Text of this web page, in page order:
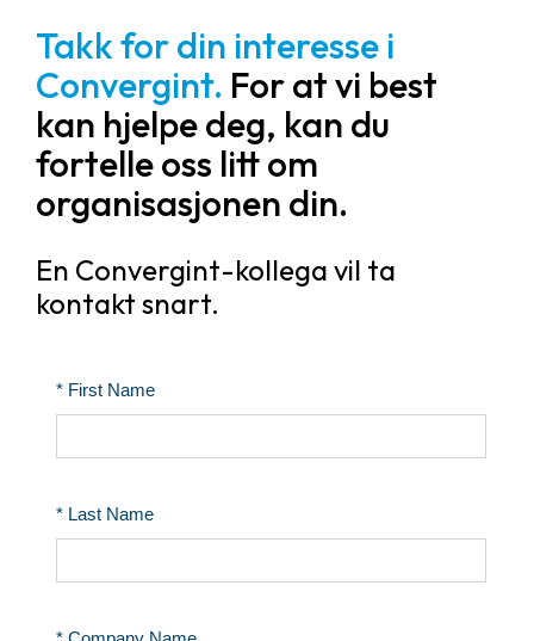
Takk for din interesse i
Convergint. For at vi best
kan hjelpe deg, kan du
fortelle oss litt om
organisasjonen din.
En Convergint-kollega vil ta
kontakt snart.